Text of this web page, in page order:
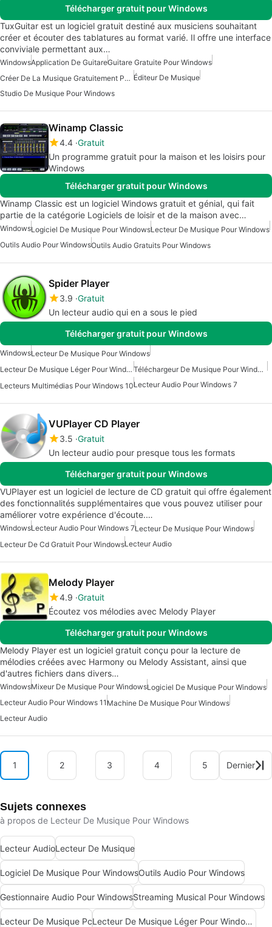
Télécharger gratuit pour Windows
TuxGuitar est un logiciel gratuit destiné aux musiciens souhaitant
créer et écouter des tablatures au format varié. Il offre une interface
conviviale permettant aux…
WindowsApplication De GuitareGuitare Gratuite Pour Windows
Créer De La Musique Gratuitement Pour Windows Éditeur De Musique
Studio De Musique Pour Windows
Winamp Classic
4.4 Gratuit
Un programme gratuit pour la maison et les loisirs pour
Windows
Télécharger gratuit pour Windows
Winamp Classic est un logiciel Windows gratuit et génial, qui fait
partie de la catégorie Logiciels de loisir et de la maison avec…
WindowsLogiciel De Musique Pour WindowsLecteur De Musique Pour Windows
Outils Audio Pour WindowsOutils Audio Gratuits Pour Windows
Spider Player
3.9 Gratuit
Un lecteur audio qui en a sous le pied
Télécharger gratuit pour Windows
WindowsLecteur De Musique Pour Windows
Lecteur De Musique Léger Pour Windows
Téléchargeur De Musique Pour Windows
Lecteurs Multimédias Pour Windows 10Lecteur Audio Pour Windows 7
VUPlayer CD Player
3.5 Gratuit
Un lecteur audio pour presque tous les formats
Télécharger gratuit pour Windows
VUPlayer est un logiciel de lecture de CD gratuit qui offre également
des fonctionnalités supplémentaires que vous pouvez utiliser pour
améliorer votre expérience d'écoute.…
WindowsLecteur Audio Pour Windows 7Lecteur De Musique Pour Windows
Lecteur De Cd Gratuit Pour WindowsLecteur Audio
Melody Player
4.9 Gratuit
Écoutez vos mélodies avec Melody Player
Télécharger gratuit pour Windows
Melody Player est un logiciel gratuit conçu pour la lecture de
mélodies créées avec Harmony ou Melody Assistant, ainsi que
d'autres fichiers dans divers…
WindowsMixeur De Musique Pour WindowsLogiciel De Musique Pour Windows
Lecteur Audio Pour Windows 11Machine De Musique Pour Windows
Lecteur Audio
1 2 3 4 5 Dernier
Sujets connexes
à propos de Lecteur De Musique Pour Windows
Lecteur AudioLecteur De Musique
Logiciel De Musique Pour WindowsOutils Audio Pour Windows
Gestionnaire Audio Pour WindowsStreaming Musical Pour Windows
Lecteur De Musique Pc Lecteur De Musique Léger Pour Windows 7